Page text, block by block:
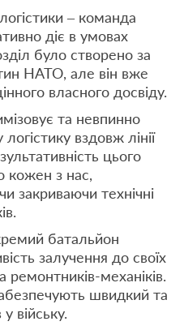
– команда
діє в умовах
було створено за
НАТО, але він вже
власного досвіду.
та невпинно
вздовж лінії
цього
кожен з нас,
закриваючи технічні
батальйон
залучення до своїх
ремонтників-механіків.
швидкий та
війську.